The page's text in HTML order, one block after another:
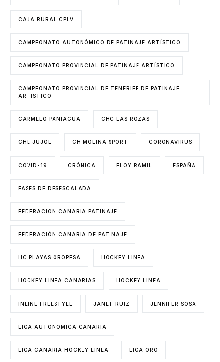
CAJA RURAL CPLV
CAMPEONATO AUTONÓMICO DE PATINAJE ARTÍSTICO
CAMPEONATO PROVINCIAL DE PATINAJE ARTÍSTICO
CAMPEONATO PROVINCIAL DE TENERIFE DE PATINAJE
ARTÍSTICO
CARMELO PANIAGUA CHC LAS ROZAS
CHL JUJOL CH MOLINA SPORT CORONAVIRUS
COVID-19 CRÓNICA ELOY RAMIL ESPAÑA
FASES DE DESESCALADA
FEDERACION CANARIA PATINAJE
FEDERACIÓN CANARIA DE PATINAJE
HC PLAYAS OROPESA HOCKEY LINEA
HOCKEY LINEA CANARIAS HOCKEY LÍNEA
INLINE FREESTYLE JANET RUIZ JENNIFER SOSA
LIGA AUTONÓMICA CANARIA
LIGA CANARIA HOCKEY LINEA LIGA ORO